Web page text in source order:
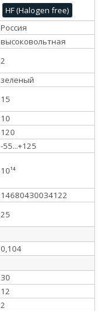
HF (Halogen free)
Россия
высоковольтная
2
зеленый
15
10
120
-55...+125
10¹⁴
14680430034122
25
0,104
30
12
2